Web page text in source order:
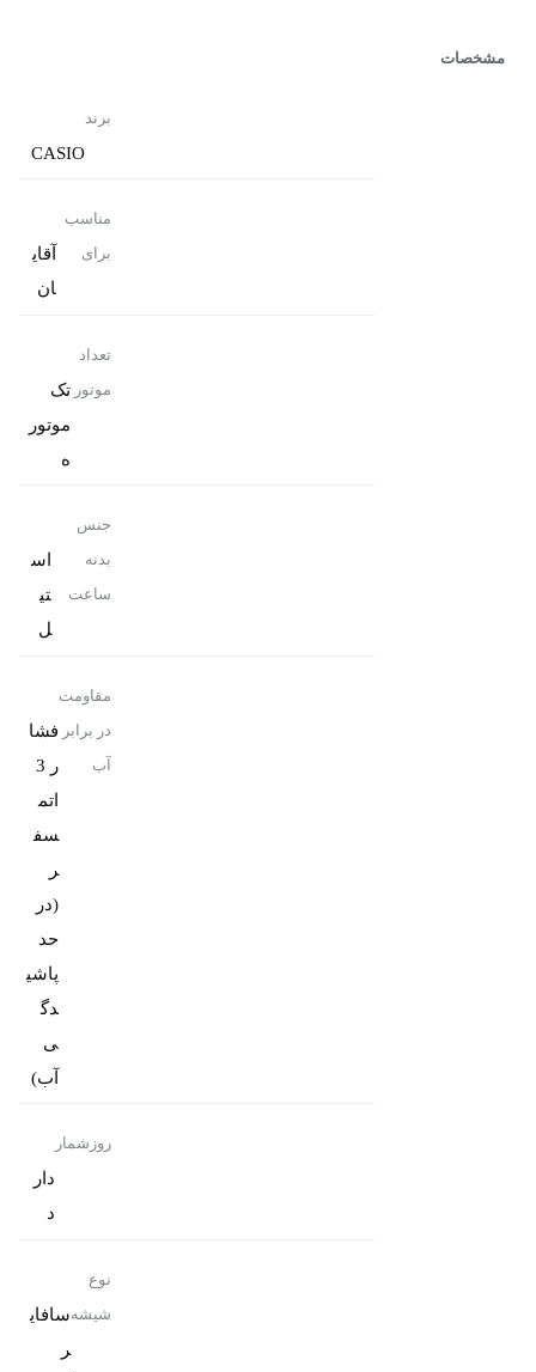
مشخصات
برند
CASIO
مناسب
برای
آقای
ان
تعداد
موتور تک
موتور
ه
جنس
بدنه
ساعت
اس
تی
ل
مقاومت
در برابر
آب
فشا
ر 3
اتم
سف
ر
(در
حد
پاشی
دگ
ی
آب)
روزشمار
دار
د
نوع
شیشهسافای
ر